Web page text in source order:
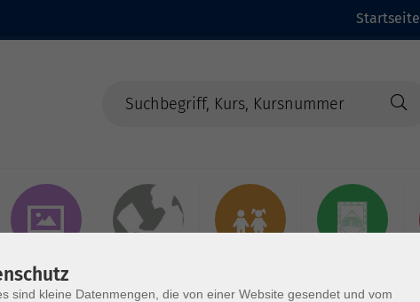
Startseite
Kunst &
Kreatives
sind kleine Datenmengen, die von einer Website gesendet und vom